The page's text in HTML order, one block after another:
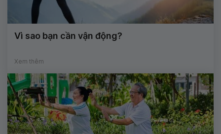
Vì sao bạn cần vận động?
Xem thêm